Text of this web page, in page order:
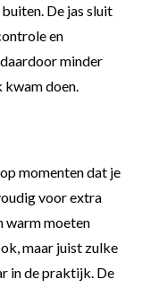
De jas sluit
en
minder
kwam doen.
momenten dat je
voor extra
warm moeten
maar juist zulke
in de praktijk. De